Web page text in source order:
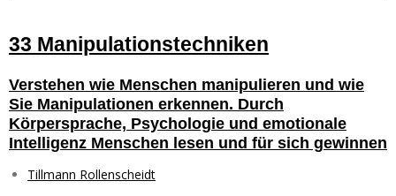
33 Manipulationstechniken
Verstehen wie Menschen manipulieren und wie
Sie Manipulationen erkennen. Durch
Körpersprache, Psychologie und emotionale
Intelligenz Menschen lesen und für sich gewinnen
Tillmann Rollenscheidt